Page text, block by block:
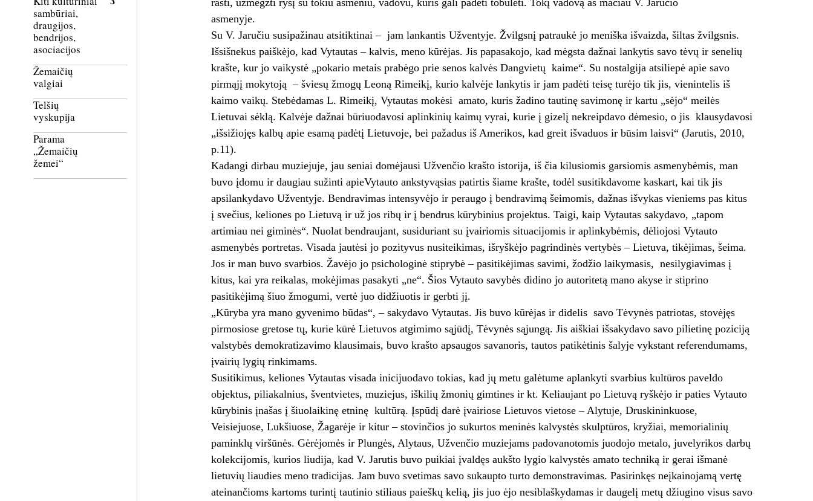
sambūriai,
draugijos,
bendrijos,
asociacijos
Žemaičių
valgiai
Telšių
vyskupija
Parama
„Žemaičių
žemei“
asmenyje.
Su V. Jaručiu susipažinau atsitiktinai – jam lankantis Užventyje. Žvilgsnį patraukė jo meniška išvaizda, šiltas žvilgsnis.
Išsišnekus paiškėjo, kad Vytautas – kalvis, meno kūrėjas. Jis papasakojo, kad mėgsta dažnai lankytis savo tėvų ir senelių
krašte, kur jo vaikystė „pokario metais prabėgo prie senos kalvės Dangvietų kaime“. Su nostalgija atsiliepė apie savo
pirmąjį mokytoją – šviesų žmogų Leoną Rimeikį, kurio kalvėje lankytis ir jam padėti teisę turėjo tik jis, vienintelis iš
kaimo vaikų. Stebėdamas L. Rimeikį, Vytautas mokėsi amato, kuris žadino tautinę savimonę ir kartu „sėjo“ meilės
Lietuvai sėklą. Kalvėje dažnai būriuodavosi aplinkinių kaimų vyrai, kurie į gizelį nekreipdavo dėmesio, o jis klausydavosi
„išsižiojęs kalbų apie esamą padėtį Lietuvoje, bei pažadus iš Amerikos, kad greit išvaduos ir būsim laisvi“ (Jarutis, 2010,
p.11).
Kadangi dirbau muziejuje, jau seniai domėjausi Užvenčio krašto istorija, iš čia kilusiomis garsiomis asmenybėmis, man
buvo įdomu ir daugiau sužinti apieVytauto ankstyvąsias patirtis šiame krašte, todėl susitikdavome kaskart, kai tik jis
apsilankydavo Užventyje. Bendravimas intensyvėjo ir peraugo į bendravimą šeimomis, dažnas išvykas vieniems pas kitus
į svečius, keliones po Lietuvą ir už jos ribų ir į bendrus kūrybinius projektus. Taigi, kaip Vytautas sakydavo, „tapom
artimiau nei giminės“. Nuolat bendraujant, susiduriant su įvairiomis situacijomis ir aplinkybėmis, dėliojosi Vytauto
asmenybės portretas. Visada jautėsi jo pozityvus nusiteikimas, išryškėjo pagrindinės vertybės – Lietuva, tikėjimas, šeima.
Jos ir man buvo svarbios. Žavėjo jo psichologinė stiprybė – pasitikėjimas savimi, žodžio laikymasis, nesilygiavimas į
kitus, kai yra reikalas, mokėjimas pasakyti „ne“. Šios Vytauto savybės didino jo autoritetą mano akyse ir stiprino
pasitikėjimą šiuo žmogumi, vertė juo didžiuotis ir gerbti jį.
„Kūryba yra mano gyvenimo būdas“, – sakydavo Vytautas. Jis buvo kūrėjas ir didelis savo Tėvynės patriotas, stovėjęs
pirmosiose gretose tų, kurie kūrė Lietuvos atgimimo sąjūdį, Tėvynės sąjungą. Jis aiškiai išsakydavo savo pilietinę poziciją
valstybės demokratizavimo klausimais, buvo krašto apsaugos savanoris, tautos patikėtinis šalyje vykstant referendumams,
įvairių lygių rinkimams.
Susitikimus, keliones Vytautas visada inicijuodavo tokias, kad jų metu galėtume aplankyti svarbius kultūros paveldo
objektus, piliakalnius, šventvietes, muziejus, iškilių žmonių gimtines ir kt. Keliaujant po Lietuvą ryškėjo ir paties Vytauto
kūrybinis įnašas į šiuolaikinę etninę kultūrą. Įspūdį darė įvairiose Lietuvos vietose – Alytuje, Druskininkuose,
Veisiejuose, Lukšiuose, Žagarėje ir kitur – stovinčios jo sukurtos meninės kalvystės skulptūros, kryžiai, memorialinių
paminklų viršūnės. Gėrėjomės ir Plungės, Alytaus, Užvenčio muziejams padovanotomis juodojo metalo, juvelyrikos darbų
kolekcijomis, kurios liudija, kad V. Jarutis buvo puikiai įvaldęs aukšto lygio kalvystės amato techniką ir gerai išmanė
lietuvių liaudies meno tradicijas. Jam buvo svetimas savo sukaupto turto demonstravimas. Pasirinkęs neįkainojamą vertę
ateinančioms kartoms turintį tautinio stiliaus paieškų kelią, jis juo ėjo nesiblaškydamas ir daugelį metų džiugino visus savo